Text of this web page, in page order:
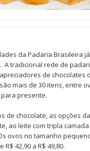
da Padaria Brasileira
tradicional rede de
de chocolates
mais de 30 itens, entre
presente.
de chocolate, as opções
ao leite com tripla
ovos no tamanho
42,90 a R$ 49,80.